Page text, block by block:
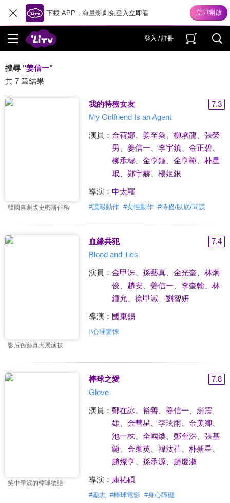
下載 APP，海量影劇免登入立即看
登入 / 註冊
搜尋 "姜信一"
共 7 筆結果
韓國喜劇版史密斯任務
我的特務女友
7.3
My Girlfriend Is an Agent
演員： 金荷娜、 姜至奐、 柳承龍
張榮
男
姜信一 李宇鎮、 金正碧、
柳承穆、 金亨鍾、 金亨範
朴星
珉、 鄭宇赫、 楊姬銀
導演： 申太羅
#諜報動作 #女性動作 #特務/臥底/間諜
影后孫藝真大展演技
血緣共犯
7.4
Blood and Ties
演員： 金甲洙、 孫藝真、 金光奎
林炯
俊
趙安、 姜信一 李奎翰
林
鍾允、 徐甲淑 劉智妍
導演： 國東錫
#心理驚悚
笑中帶淚的棒球物語
棒球之愛
7.8
Glove
演員： 鄭在詠 裕善、 姜信一
趙震
雄、 金彗星 李玹雨、 金美卿
池一株、 全國煥、 鄭奎洙、 張基
範
金東英、 韓汰芢、 朴新星
趙燦亨、 孫承源、 趙慶淑
導演： 康祐碩
#勵志 #棒球電影 #身心障礙